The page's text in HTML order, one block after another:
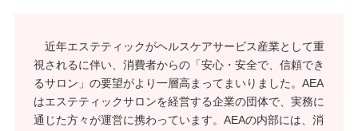
近年エステティックがヘルスケアサービス産業として重
視されるに伴い、消費者からの「安心・安全で、信頼でき
るサロン」の要望がより一層高まってまいりました。AEA
はエステティックサロンを経営する企業の団体で、実務に
通じた方々が運営に携わっています。AEAの内部には、消